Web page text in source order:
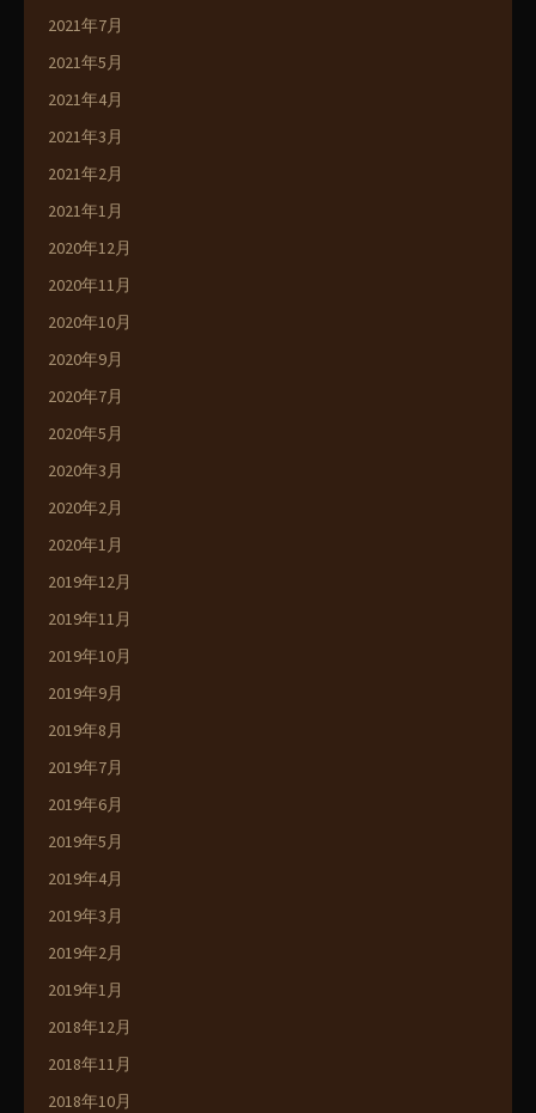
2021年7月
2021年5月
2021年4月
2021年3月
2021年2月
2021年1月
2020年12月
2020年11月
2020年10月
2020年9月
2020年7月
2020年5月
2020年3月
2020年2月
2020年1月
2019年12月
2019年11月
2019年10月
2019年9月
2019年8月
2019年7月
2019年6月
2019年5月
2019年4月
2019年3月
2019年2月
2019年1月
2018年12月
2018年11月
2018年10月